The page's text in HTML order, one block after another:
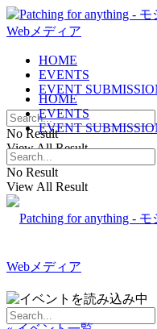
HOME
EVENTS
EVENT
No Result
View All Result
HOME
EVENTS
EVENT
No Result
View All Result